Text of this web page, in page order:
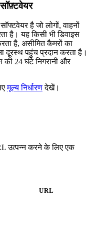
है जो लोगों, वाहनों
है। यह किसी भी डिवाइस
है, असीमित कैमरों का
दूरस्थ पहुंच प्रदान करता है।
24 घंटे निगरानी और
मूल्य निर्धारणदेखें।
उत्पन्न करने के लिए एक
URL